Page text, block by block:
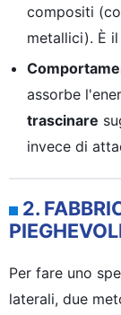
compositi
metallici). È
assorbe
trascinare
invece di
2.
Per fare uno
laterali, due